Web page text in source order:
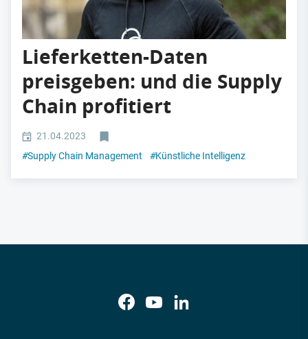
Lieferketten-Daten
preisgeben: und die Supply
Chain profitiert
21.04.2023
#Supply Chain Management #Künstliche Intelligenz